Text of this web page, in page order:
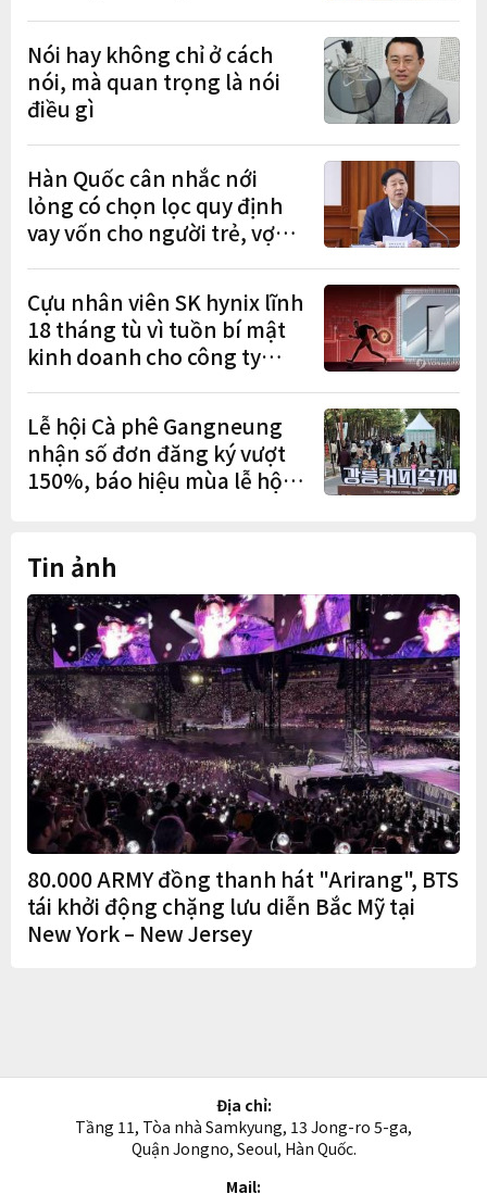
Nói hay không chỉ ở cách
nói, mà quan trọng là nói
điều gì
Hàn Quốc cân nhắc nới
lỏng có chọn lọc quy định
vay vốn cho người trẻ, vợ
Cựu nhân viên SK hynix lĩnh
18 tháng tù vì tuồn bí mật
kinh doanh cho công ty
Lễ hội Cà phê Gangneung
nhận số đơn đăng ký vượt
150%, báo hiệu mùa lễ hội
Tin ảnh
80.000 ARMY đồng thanh hát "Arirang", BTS
tái khởi động chặng lưu diễn Bắc Mỹ tại
New York – New Jersey
Địa chỉ:
Tầng 11, Tòa nhà Samkyung, 13 Jong-ro 5-ga,
Quận Jongno, Seoul, Hàn Quốc.
Mail: